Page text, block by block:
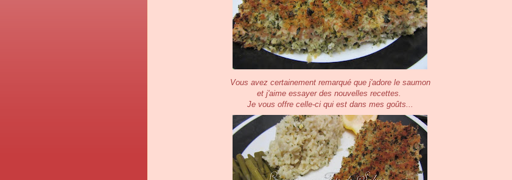
Vous avez certainement remarqué que j'adore le saumon
et j'aime essayer des nouvelles recettes.
Je vous offre celle-ci qui est dans mes goûts...